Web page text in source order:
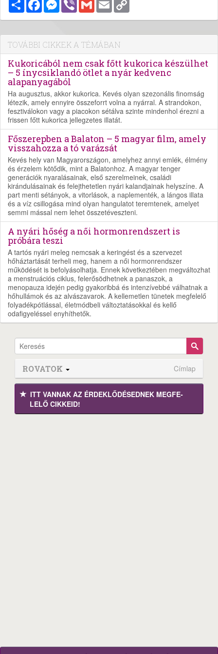
TOVÁBBI CIKKEK A TÉMÁBAN
Kukoricából nem csak főtt kukorica készülhet
– 5 ínycsiklandó ötlet a nyár kedvenc
alapanyagából
Ha augusztus, akkor kukorica. Kevés olyan szezonális finomság
létezik, amely ennyire összeforrt volna a nyárral. A strandokon,
fesztiválokon vagy a piacokon sétálva szinte mindenhol érezni a
frissen főtt kukorica jellegzetes illatát.
Főszerepben a Balaton – 5 magyar film, amely
visszahozza a tó varázsát
Kevés hely van Magyarországon, amelyhez annyi emlék, élmény
és érzelem kötődik, mint a Balatonhoz. A magyar tenger
generációk nyaralásainak, első szerelmeinek, családi
kirándulásainak és felejthetetlen nyári kalandjainak helyszíne. A
part menti sétányok, a vitorlások, a naplementék, a lángos illata
és a víz csillogása mind olyan hangulatot teremtenek, amelyet
semmi mással nem lehet összetéveszteni.
A nyári hőség a női hormonrendszert is
próbára teszi
A tartós nyári meleg nemcsak a keringést és a szervezet
hőháztartását terheli meg, hanem a női hormonrendszer
működését is befolyásolhatja. Ennek következtében megváltozhat
a menstruációs ciklus, felerősödhetnek a panaszok, a
menopauza idején pedig gyakoribbá és intenzívebbé válhatnak a
hőhullámok és az alvászavarok. A kellemetlen tünetek megfelelő
folyadékpótlással, életmódbeli változtatásokkal és kellő
odafigyeléssel enyhíthetők.
ROVATOK Címlap
ITT VANNAK AZ ÉRDEK­LŐDÉ­SEDNEK MEGFE­
LELŐ CIKKEID!